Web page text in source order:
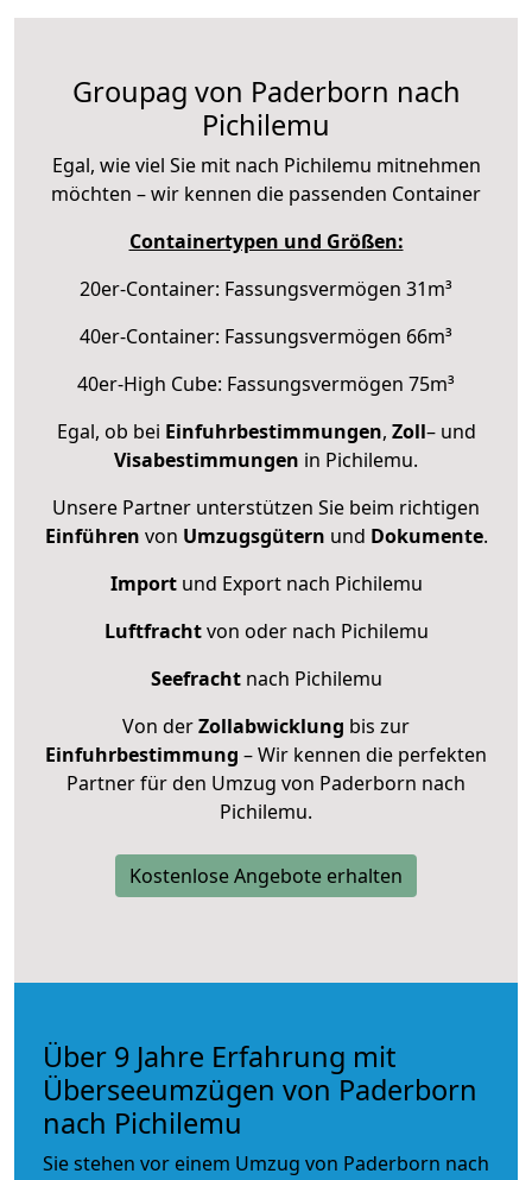
Groupag von Paderborn nach
Pichilemu
Egal, wie viel Sie mit nach Pichilemu mitnehmen
möchten – wir kennen die passenden Container
Containertypen und Größen:
20er-Container: Fassungsvermögen 31m³
40er-Container: Fassungsvermögen 66m³
40er-High Cube: Fassungsvermögen 75m³
Egal, ob bei Einfuhrbestimmungen, Zoll– und
Visabestimmungen in Pichilemu.
Unsere Partner unterstützen Sie beim richtigen
Einführen von Umzugsgütern und Dokumente.
Importund Export nach Pichilemu
Luftfrachtvon oder nach Pichilemu
Seefrachtnach Pichilemu
Von derZollabwicklung bis zur
Einfuhrbestimmung – Wir kennen die perfekten
Partner für den Umzug von Paderborn nach
Pichilemu.
Kostenlose Angebote erhalten
Über 9 Jahre Erfahrung mit
Überseeumzügen von Paderborn
nach Pichilemu
Sie stehen vor einem Umzug von Paderborn nach